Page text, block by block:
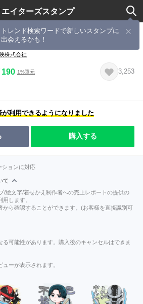
エイターズスタンプ
トレンド検索ワードで新しいスタンプに
出会えるかも！
宇宙刑事ギャバン インフィニティ
株式会社
190 1%還元 3,253
利用できるようになりました
購入する
ションに対応
て
/絵文字/着せかえ制作者への売上レポートの提供の
します。
から確認することができます。(お客様を直接識別可
可能性があります。購入後のキャンセルはできま
ーが表示されます。